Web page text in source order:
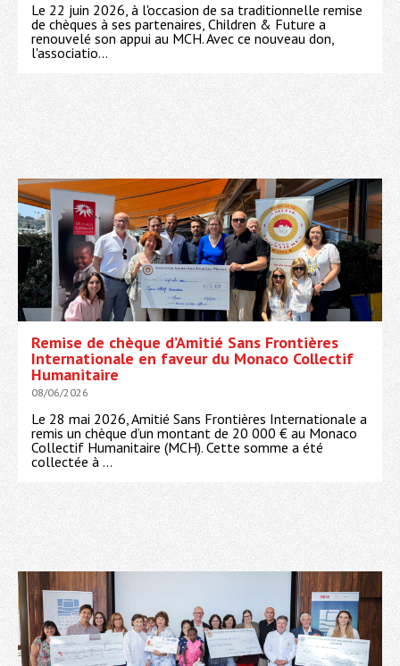
Le 22 juin 2026, à l'occasion de sa traditionnelle remise
de chèques à ses partenaires, Children & Future a
renouvelé son appui au MCH. Avec ce nouveau don,
l'associatio...
Remise de chèque d’Amitié Sans Frontières
Internationale en faveur du Monaco Collectif
Humanitaire
08/06/2026
Le 28 mai 2026, Amitié Sans Frontières Internationale a
remis un chèque d’un montant de 20 000 € au Monaco
Collectif Humanitaire (MCH). Cette somme a été
collectée à ...